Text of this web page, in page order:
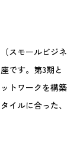
スモールビジネ
です。第3期と
トワークを構築
イルに合った、